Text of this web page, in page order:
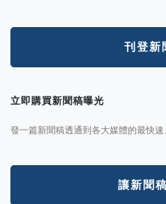
刊登新
立即購買新聞稿曝光
發一篇新聞稿透通到各大媒體的最快速
讓新聞